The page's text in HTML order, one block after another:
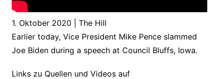
1. Oktober 2020 | The Hill
Earlier today, Vice President Mike Pence slammed
Joe Biden during a speech at Council Bluffs, Iowa.
Links zu Quellen und Videos auf